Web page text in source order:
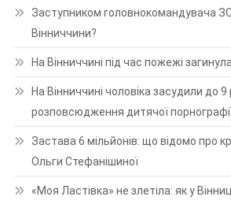
Заступником головнокомандувача
Вінниччини?
На Вінниччині під час пожежі
На Вінниччині чоловіка засудили до 9
розповсюдження дитячої
Застава 6 мільйонів: що відомо про
Ольги Стефанішиної
«Моя Ластівка» не злетіла: як у